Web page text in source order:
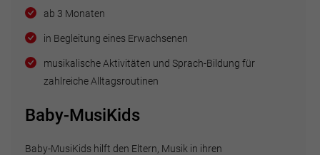
ab 3 Monaten
in Begleitung eines Erwachsenen
musikalische Aktivitäten und Sprach-Bildung für
zahlreiche Alltagsroutinen
Baby-MusiKids
Baby-MusiKids hilft den Eltern, Musik in ihren